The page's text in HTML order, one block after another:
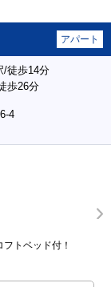
アパート
/徒歩14分
歩26分
4
トベッド付！